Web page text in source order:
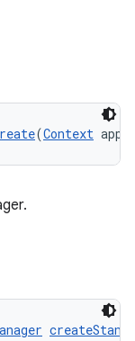
(Context